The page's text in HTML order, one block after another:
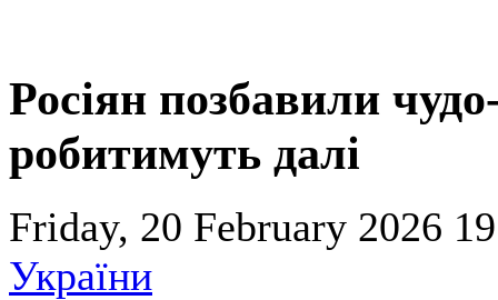
Росіян позбавили
робитимуть далі
Friday, 20 February 2026
України